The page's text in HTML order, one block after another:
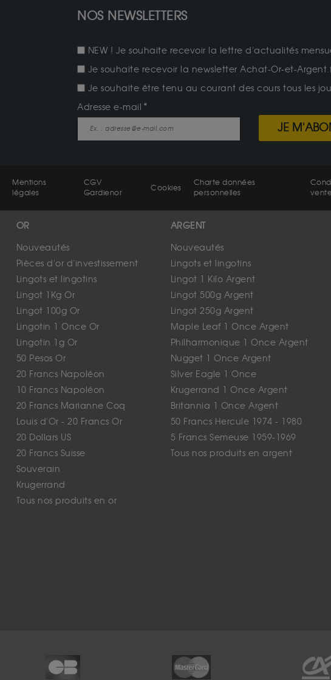
NOS NEWSLETTERS
NEW ! Je souhaite recevoir la lettre d'actualités
Je souhaite recevoir la newsletter Achat-Or-et-
Je souhaite être tenu au courant des cours tous les
Adresse e-mail
JE
Mentions
légales
CGV
Gardienor
Cookies
Charte données
personnelles
OR
Nouveautés
Pièces d'or d'investissement
Lingots et lingotins
Lingot 1Kg Or
Lingot 100g Or
Lingotin 1 Once Or
Lingotin 1g Or
50 Pesos Or
20 Francs Napoléon
10 Francs Napoléon
20 Francs Marianne Coq
Louis d'Or - 20 Francs Or
20 Dollars US
20 Francs Suisse
Souverain
Krugerrand
Tous nos produits en or
ARGENT
Nouveautés
Lingots et lingotins
Lingot 1 Kilo Argent
Lingot 500g Argent
Lingot 250g Argent
Maple Leaf 1 Once Argent
Philharmonique 1 Once Argent
Nugget 1 Once Argent
Silver Eagle 1 Once
Krugerrand 1 Once Argent
Britannia 1 Once Argent
50 Francs Hercule 1974 - 1980
5 Francs Semeuse 1959-1969
Tous nos produits en argent